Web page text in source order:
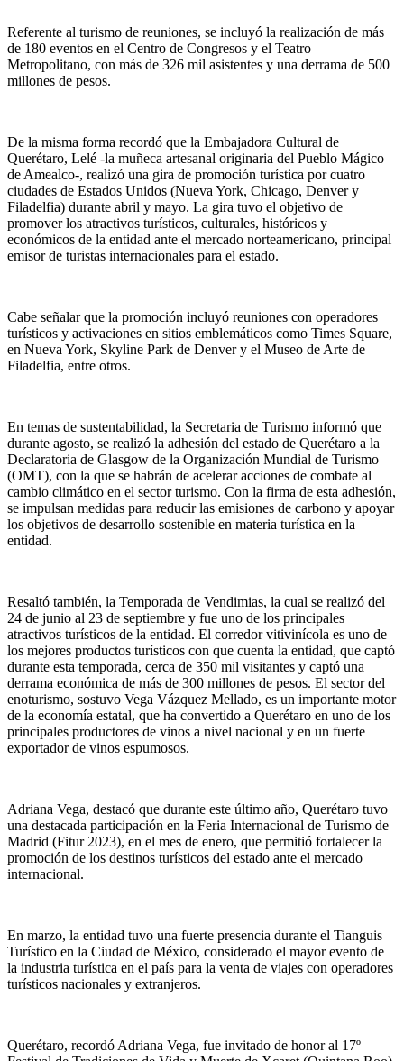
Referente al turismo de reuniones, se incluyó la realización de más
de 180 eventos en el Centro de Congresos y el Teatro
Metropolitano, con más de 326 mil asistentes y una derrama de 500
millones de pesos.
De la misma forma recordó que la Embajadora Cultural de
Querétaro, Lelé -la muñeca artesanal originaria del Pueblo Mágico
de Amealco-, realizó una gira de promoción turística por cuatro
ciudades de Estados Unidos (Nueva York, Chicago, Denver y
Filadelfia) durante abril y mayo. La gira tuvo el objetivo de
promover los atractivos turísticos, culturales, históricos y
económicos de la entidad ante el mercado norteamericano, principal
emisor de turistas internacionales para el estado.
Cabe señalar que la promoción incluyó reuniones con operadores
turísticos y activaciones en sitios emblemáticos como Times Square,
en Nueva York, Skyline Park de Denver y el Museo de Arte de
Filadelfia, entre otros.
En temas de sustentabilidad, la Secretaria de Turismo informó que
durante agosto, se realizó la adhesión del estado de Querétaro a la
Declaratoria de Glasgow de la Organización Mundial de Turismo
(OMT), con la que se habrán de acelerar acciones de combate al
cambio climático en el sector turismo. Con la firma de esta adhesión,
se impulsan medidas para reducir las emisiones de carbono y apoyar
los objetivos de desarrollo sostenible en materia turística en la
entidad.
Resaltó también, la Temporada de Vendimias, la cual se realizó del
24 de junio al 23 de septiembre y fue uno de los principales
atractivos turísticos de la entidad. El corredor vitivinícola es uno de
los mejores productos turísticos con que cuenta la entidad, que captó
durante esta temporada, cerca de 350 mil visitantes y captó una
derrama económica de más de 300 millones de pesos. El sector del
enoturismo, sostuvo Vega Vázquez Mellado, es un importante motor
de la economía estatal, que ha convertido a Querétaro en uno de los
principales productores de vinos a nivel nacional y en un fuerte
exportador de vinos espumosos.
Adriana Vega, destacó que durante este último año, Querétaro tuvo
una destacada participación en la Feria Internacional de Turismo de
Madrid (Fitur 2023), en el mes de enero, que permitió fortalecer la
promoción de los destinos turísticos del estado ante el mercado
internacional.
En marzo, la entidad tuvo una fuerte presencia durante el Tianguis
Turístico en la Ciudad de México, considerado el mayor evento de
la industria turística en el país para la venta de viajes con operadores
turísticos nacionales y extranjeros.
Querétaro, recordó Adriana Vega, fue invitado de honor al 17º